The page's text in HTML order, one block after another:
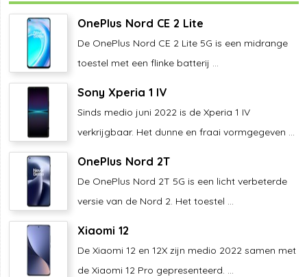
OnePlus Nord CE 2 Lite
De OnePlus Nord CE 2 Lite 5G is een midrange
toestel met een flinke batterij ...
Sony Xperia 1 IV
Sinds medio juni 2022 is de Xperia 1 IV
verkrijgbaar. Het dunne en fraai vormgegeven ...
OnePlus Nord 2T
De OnePlus Nord 2T 5G is een licht verbeterde
versie van de Nord 2. Het toestel ...
Xiaomi 12
De Xiaomi 12 en 12X zijn medio 2022 samen met
de Xiaomi 12 Pro gepresenteerd. ...